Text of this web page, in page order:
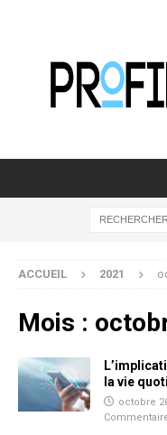
ACCUEIL 2021
Mois :
la vie
octobre